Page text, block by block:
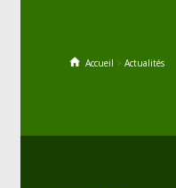
Accueil > Actualités